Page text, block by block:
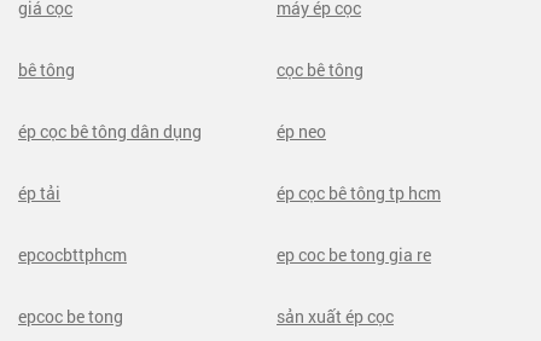
giá cọc máy ép cọc
bê tông cọc bê tông
ép cọc bê tông dân dụng ép neo
ép tải ép cọc bê tông tp hcm
epcocbttphcm ep coc be tong gia re
epcoc be tong sản xuất ép cọc